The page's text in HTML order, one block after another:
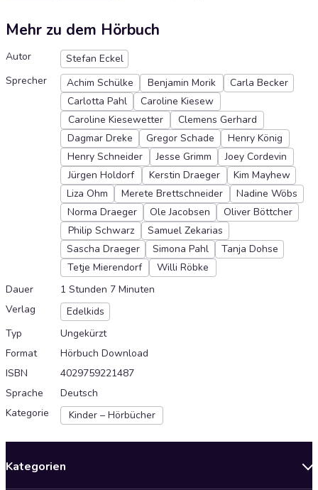
Mehr zu dem Hörbuch
Autor
Stefan Eckel
Sprecher
Achim Schülke Benjamin Morik
Carla Becker
Carlotta Pahl
Caroline Kiesew
Caroline Kiesewetter
Clemens Gerhard
Dagmar Dreke
Gregor Schade
Henry König
Henry Schneider
Jesse Grimm
Joey Cordevin
Jürgen Holdorf
Kerstin Draeger
Kim Mayhew
Liza Ohm
Merete Brettschneider
Nadine Wöbs
Norma Draeger
Ole Jacobsen
Oliver Böttcher
Philip Schwarz
Samuel Zekarias
Sascha Draeger
Simona Pahl
Tanja Dohse
Tetje Mierendorf
Willi Röbke
Dauer
1 Stunden 7 Minuten
Verlag
Edelkids
Typ
Ungekürzt
Format
Hörbuch Download
ISBN
4029759221487
Sprache
Deutsch
Kategorie
Kinder – Hörbücher
Kategorien